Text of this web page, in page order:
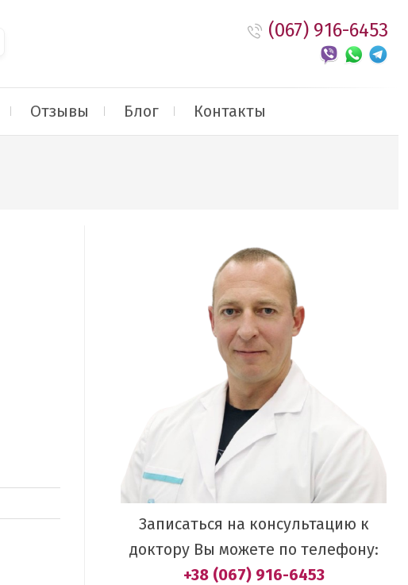
(067) 916-6453
Отзывы Блог Контакты
Записаться на консультацию к
доктору Вы можете по телефону:
+38 (067) 916-6453